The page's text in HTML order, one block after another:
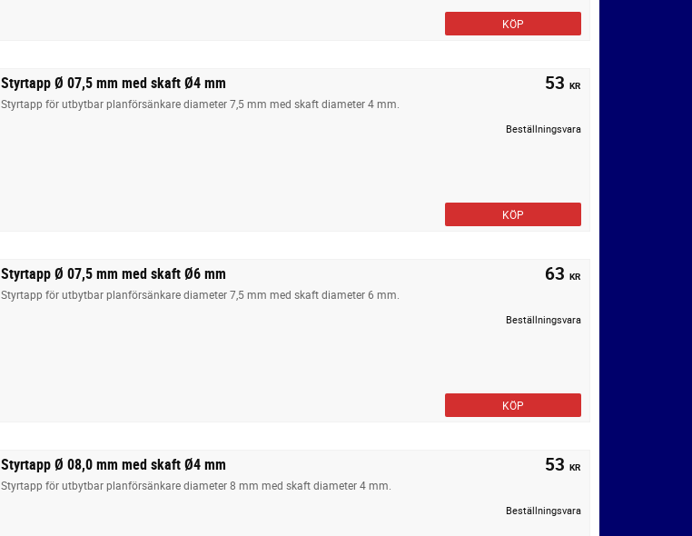
KÖP
Styrtapp Ø 07,5 mm med skaft Ø4 mm
Styrtapp för utbytbar planförsänkare diameter 7,5 mm med skaft diameter 4 mm.
53 KR
Beställningsvara
KÖP
Styrtapp Ø 07,5 mm med skaft Ø6 mm
Styrtapp för utbytbar planförsänkare diameter 7,5 mm med skaft diameter 6 mm.
63 KR
Beställningsvara
KÖP
Styrtapp Ø 08,0 mm med skaft Ø4 mm
Styrtapp för utbytbar planförsänkare diameter 8 mm med skaft diameter 4 mm.
53 KR
Beställningsvara